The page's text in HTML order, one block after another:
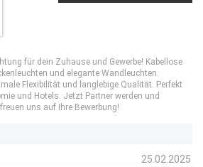
für dein Zuhause und Gewerbe! Kabellose
und elegante Wandleuchten.
Flexibilität und langlebige Qualität. Perfekt
und Hotels. Jetzt Partner werden und
uns auf Ihre Bewerbung!
25.02.2025